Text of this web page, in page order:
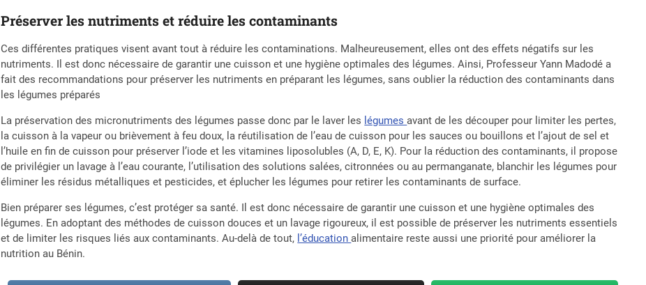
Préserver les nutriments et réduire les contaminants
Ces différentes pratiques visent avant tout à réduire les contaminations. Malheureusement, elles ont des effets négatifs sur les
nutriments. Il est donc nécessaire de garantir une cuisson et une hygiène optimales des légumes. Ainsi, Professeur Yann Madodé a
fait des recommandations pour préserver les nutriments en préparant les légumes, sans oublier la réduction des contaminants dans
les légumes préparés
La préservation des micronutriments des légumes passe donc par le laver les légumesavant de les découper pour limiter les pertes,
la cuisson à la vapeur ou brièvement à feu doux, la réutilisation de l’eau de cuisson pour les sauces ou bouillons et l’ajout de sel et
l’huile en fin de cuisson pour préserver l’iode et les vitamines liposolubles (A, D, E, K). Pour la réduction des contaminants, il propose
de privilégier un lavage à l’eau courante, l’utilisation des solutions salées, citronnées ou au permanganate, blanchir les légumes pour
éliminer les résidus métalliques et pesticides, et éplucher les légumes pour retirer les contaminants de surface.
Bien préparer ses légumes, c’est protéger sa santé. Il est donc nécessaire de garantir une cuisson et une hygiène optimales des
légumes. En adoptant des méthodes de cuisson douces et un lavage rigoureux, il est possible de préserver les nutriments essentiels
et de limiter les risques liés aux contaminants. Au-delà de tout, l’éducationalimentaire reste aussi une priorité pour améliorer la
nutrition au Bénin.